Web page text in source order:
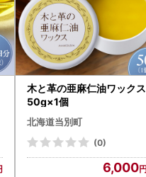
木と革の亜麻仁油ワックス
50g×1個
北海道当別町
(0)
6,000